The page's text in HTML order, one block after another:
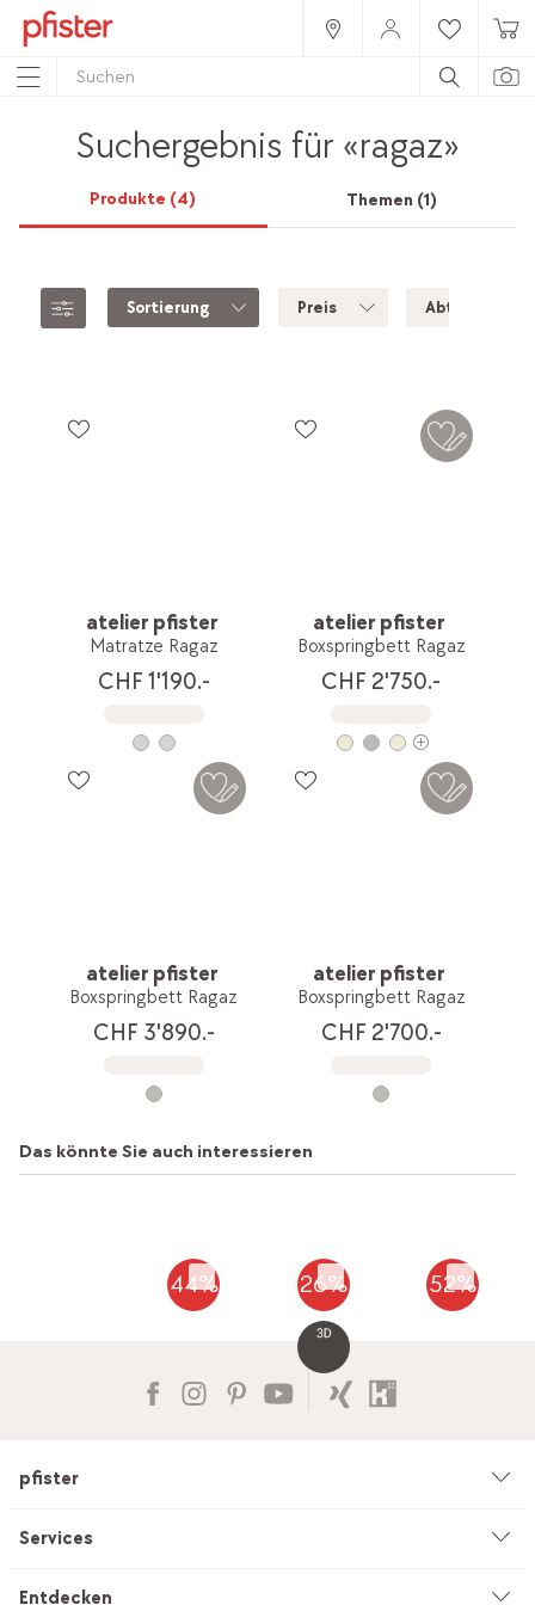
Suchergebnis für «ragaz»
Produkte (4) Themen (1)
Sortierung Preis Abteilung
atelier pfister
Matratze Ragaz
CHF 1'190.-
atelier pfister
Boxspringbett Ragaz
CHF 2'750.-
atelier pfister
Boxspringbett Ragaz
CHF 3'890.-
atelier pfister
Boxspringbett Ragaz
CHF 2'700.-
Das könnte Sie auch interessieren
44% 26% 52%
pfister
Unternehmen
Services
Beratung
Entdecken